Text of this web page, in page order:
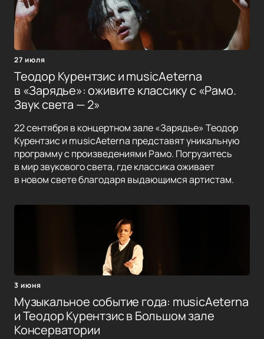
27 июля
Теодор Курентзис и musicAeterna
в «Зарядье»: оживите классику с «Рамо.
Звук света — 2»
22 сентября в концертном зале «Зарядье» Теодор
Курентзис и musicAeterna представят уникальную
программу с произведениями Рамо. Погрузитесь
в мир звукового света, где классика оживает
в новом свете благодаря выдающимся артистам.
3 июня
Музыкальное событие года: musicAeterna
и Теодор Курентзис в Большом зале
Консерватории